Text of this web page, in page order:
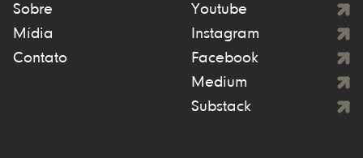
Sobre
Mídia
Contato
Youtube
Instagram
Facebook
Medium
Substack